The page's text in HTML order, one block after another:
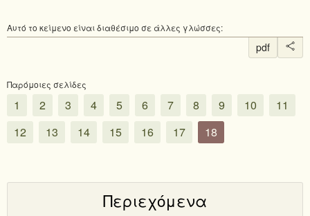
Αυτό το κείμενο είναι διαθέσιμο σε άλλες γλώσσες:
pdf
Παρόμοιες σελίδες
1 2 3 4 5 6 7 8 9 10
11
12
13 14 15 16 17 18
Περιεχόμενα